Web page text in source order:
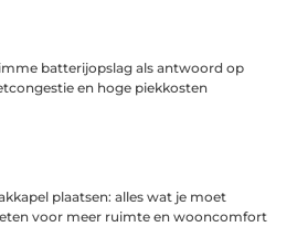
batterijopslag als antwoord op
en hoge piekkosten
plaatsen: alles wat je moet
voor meer ruimte en wooncomfort